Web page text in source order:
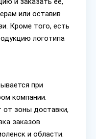
или оставив
Кроме того, есть
логотипа
при
компании.
от зоны доставки,
заказов
и области.